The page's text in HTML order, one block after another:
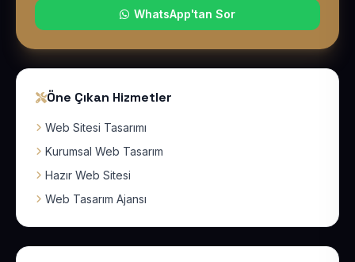
WhatsApp'tan Sor
Öne Çıkan Hizmetler
Web Sitesi Tasarımı
Kurumsal Web Tasarım
Hazır Web Sitesi
Web Tasarım Ajansı